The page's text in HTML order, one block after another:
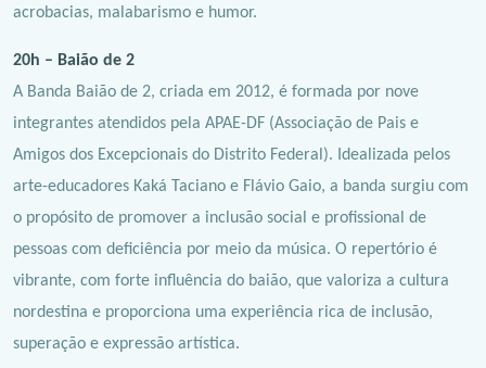
acrobacias, malabarismo e humor.
20h – Baião de 2
A Banda Baião de 2, criada em 2012, é formada por nove
integrantes atendidos pela APAE-DF (Associação de Pais e
Amigos dos Excepcionais do Distrito Federal). Idealizada pelos
arte-educadores Kaká Taciano e Flávio Gaio, a banda surgiu com
o propósito de promover a inclusão social e profissional de
pessoas com deficiência por meio da música. O repertório é
vibrante, com forte influência do baião, que valoriza a cultura
nordestina e proporciona uma experiência rica de inclusão,
superação e expressão artística.